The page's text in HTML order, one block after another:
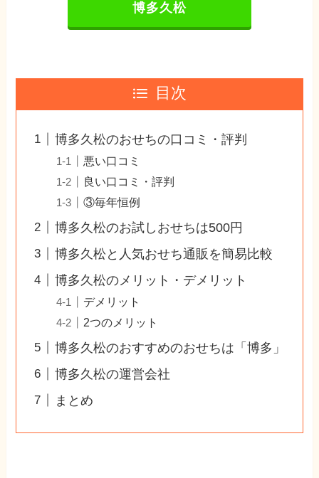
博多久松
目次
博多久松のおせちの口コミ・評判
悪い口コミ
良い口コミ・評判
③毎年恒例
博多久松のお試しおせちは500円
博多久松と人気おせち通販を簡易比較
博多久松のメリット・デメリット
デメリット
2つのメリット
博多久松のおすすめのおせちは「博多」
博多久松の運営会社
まとめ